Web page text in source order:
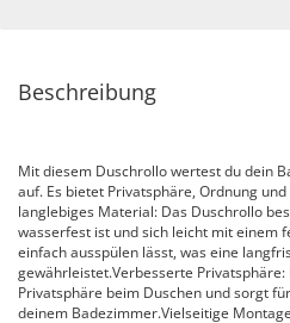
Beschreibung
Mit diesem Duschrollo wertest du dein
auf. Es bietet Privatsphäre, Ordnung
langlebiges Material: Das Duschrollo
wasserfest ist und sich leicht mit einem
einfach ausspülen lässt, was eine
gewährleistet.Verbesserte
Privatsphäre beim Duschen und sorgt
deinem Badezimmer.Vielseitige